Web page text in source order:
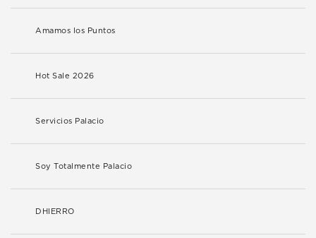
Amamos los Puntos
Hot Sale 2026
Servicios Palacio
Soy Totalmente Palacio
DHIERRO